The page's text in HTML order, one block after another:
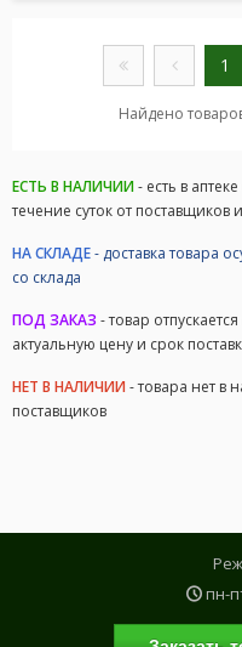
1
Найдено
ЕСТЬ В НАЛИЧИИ- есть в
течение суток от поставщиков
НА СКЛАДЕ- доставка товара
со склада
ПОД ЗАКАЗ - товар
актуальную цену и срок
НЕТ В НАЛИЧИИ- товара нет в
поставщиков
пн-